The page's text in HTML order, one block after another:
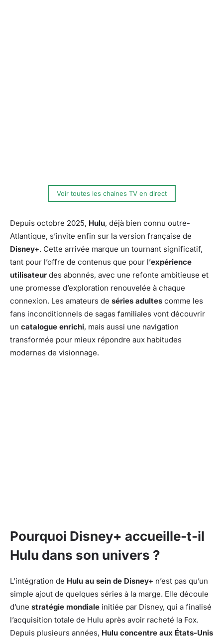
Voir toutes les chaines TV en direct
Depuis octobre 2025, Hulu, déjà bien connu outre-
Atlantique, s’invite enfin sur la version française de
Disney+. Cette arrivée marque un tournant significatif,
tant pour l’offre de contenus que pour l’expérience
utilisateur des abonnés, avec une refonte ambitieuse et
une promesse d’exploration renouvelée à chaque
connexion. Les amateurs de séries adultes comme les
fans inconditionnels de sagas familiales vont découvrir
un catalogue enrichi, mais aussi une navigation
transformée pour mieux répondre aux habitudes
modernes de visionnage.
Pourquoi Disney+ accueille-t-il
Hulu dans son univers ?
L’intégration de Hulu au sein de Disney+ n’est pas qu’un
simple ajout de quelques séries à la marge. Elle découle
d’une stratégie mondiale initiée par Disney, qui a finalisé
l’acquisition totale de Hulu après avoir racheté la Fox.
Depuis plusieurs années, Hulu concentre aux États-Unis